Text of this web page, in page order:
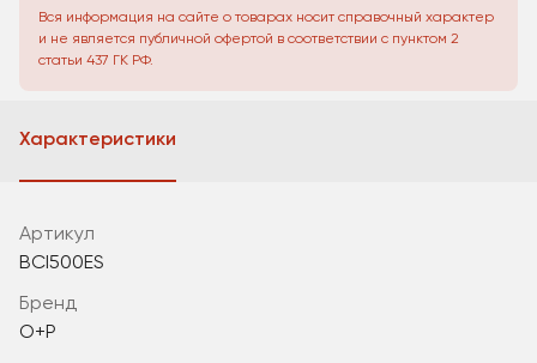
Вся информация на сайте о товарах носит справочный характер
и не является публичной офертой в соответствии с пунктом 2
статьи 437 ГК РФ.
Характеристики
Артикул
BCI500ES
Бренд
O+P